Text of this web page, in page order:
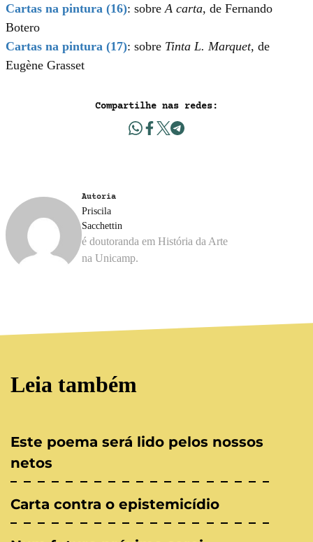
Cartas na pintura (16): sobreA carta, de Fernando
Botero
Cartas na pintura (17): sobre Tinta L. Marquet, de
Eugène Grasset
Compartilhe nas redes:
Autoria
Priscila
Sacchettin
é doutoranda em História da Arte
na Unicamp.
Leia também
Este poema será lido pelos nossos
netos
Carta contra o epistemicídio